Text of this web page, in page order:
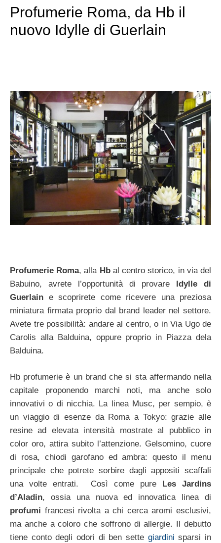
Profumerie Roma, da Hb il
nuovo Idylle di Guerlain
Profumerie Roma, alla Hbal centro storico, in via del
Babuino, avrete l’opportunità di provare
Idylle di
Guerlain e scoprirete come ricevere una preziosa
miniatura firmata proprio dal brand leader nel settore.
Avete tre possibilità: andare al centro, o in Via Ugo de
Carolis alla Balduina, oppure proprio in Piazza dela
Balduina.
Hb profumerie è un brand che si sta affermando nella
capitale proponendo marchi noti, ma anche solo
innovativi o di nicchia. La linea Musc, per sempio, è
un viaggio di esenze da Roma a Tokyo: grazie alle
resine ad elevata intensità mostrate al pubblico in
color oro, attira subito l’attenzione. Gelsomino, cuore
di rosa, chiodi garofano ed ambra: questo il menu
principale che potrete sorbire dagli appositi scaffali
una volte entrati. Così come pure Les Jardins
d’Aladin, ossia una nuova ed innovatica linea di
profumi francesi rivolta a chi cerca aromi esclusivi,
ma anche a coloro che soffrono di allergie. Il debutto
tiene conto degli odori di ben sette giardini sparsi in